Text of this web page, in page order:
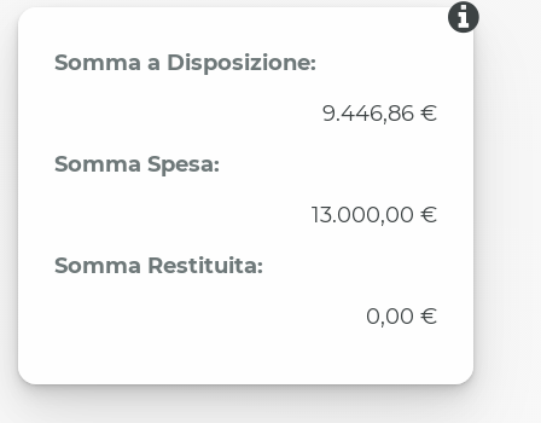
Somma a Disposizione:
9.446,86 €
Somma Spesa:
13.000,00 €
Somma Restituita:
0,00 €